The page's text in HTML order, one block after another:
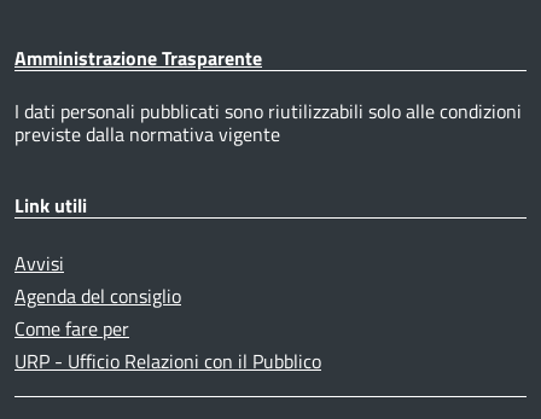
Amministrazione Trasparente
I dati personali pubblicati sono riutilizzabili solo alle condizioni
previste dalla normativa vigente
Link utili
Avvisi
Agenda del consiglio
Come fare per
URP - Ufficio Relazioni con il Pubblico